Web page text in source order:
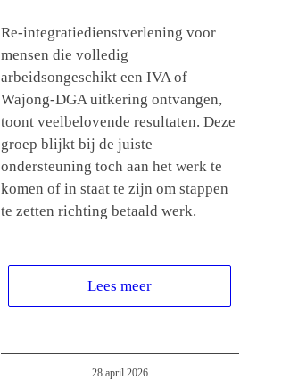
Re-integratiedienstverlening voor
mensen die volledig
arbeidsongeschikt een IVA of
Wajong-DGA uitkering ontvangen,
toont veelbelovende resultaten. Deze
groep blijkt bij de juiste
ondersteuning toch aan het werk te
komen of in staat te zijn om stappen
te zetten richting betaald werk.
Lees meer
28 april 2026